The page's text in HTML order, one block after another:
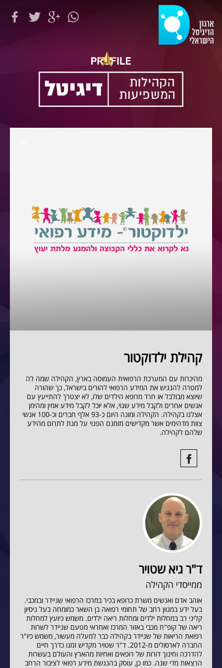
קהילת ילדוקטור
מהיכרות עם המערכת הרפואית העמוסה בארץ, הקהילה שמה לה
למטרה להנגיש את המידע הרפואי להורים בישראל, כך שהורה
שיוצא מבולבל או חרד מרופא הילדים שלו, לא יצטרך להתייעץ עם
אנשים אחרים ולקבל מידע שגוי, אלא יוכל לקבל מידע אמין ומהימן
אצלנו בקהילה. הקהילה ומונה היום כ-93 אלף חברים וכ-100 אנשי
צוות מדהימים אשר מקדישים מזמנם הפנוי על מנת לתרום מהידע
שלהם לקהילה.
ד"ר גיא שטויר
ממייסדי הקהילה
אוהב אדם ואנשים משרת כרופא בכיר במרכז הרפואי שניידר ובמכבי.
בעל ידע במגוון רחב של תחומי רפואה בן השאר כמומחה בעל ניסיון
קליני רב במחלות ילדים ומחלות ריאה ילדים. משמש כיועץ למחלות
ריאה של קופ"ח מכבי באזור המרכז ואחראי מטעם שניידר לשרות
רפואת הריאות של שניידר בקהילה כבר למעלה מעשור, משמש כיו"ר
החברה לארסולים מ-2012. ד"ר שטויר מקדיש זמנו כדרך חיים
להדרכה וחינוך דורות של רופאים ואחיות מהארץ והעולם בעשרות
הרצאות מדי שנה. כמו כן, עוסק בהנגשת מידע רפואי לציבור הרחב